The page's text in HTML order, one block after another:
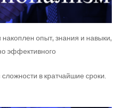
опыт, знания и навыки,
эффективного
в кратчайшие сроки.